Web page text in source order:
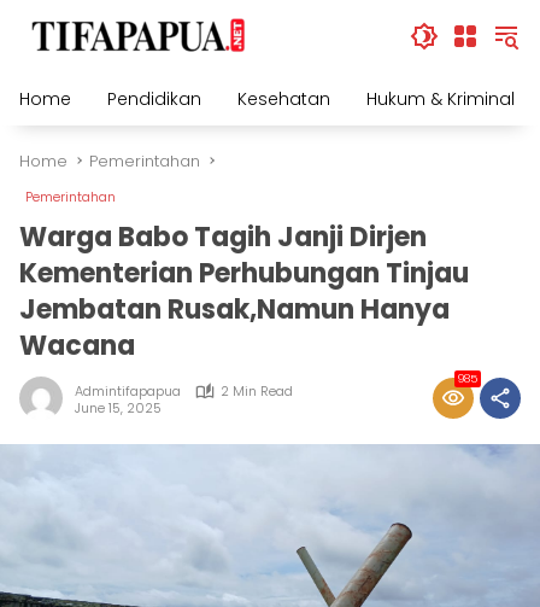
Home
Pendidikan Kesehatan Hukum & Kriminal
Home Pemerintahan
Pemerintahan
Warga Babo Tagih Janji Dirjen
Kementerian Perhubungan Tinjau
Jembatan Rusak,Namun Hanya
Wacana
Admintifapapua
2 Min Read
June 15, 2025
985